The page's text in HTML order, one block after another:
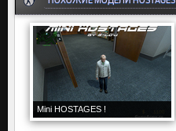
Mini HOSTAGES !